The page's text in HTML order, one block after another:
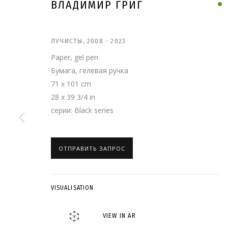
ВЛАДИМИР ГРИГ
ВЛАДИМИР ГРИГ
ЛУЧИСТЫ , 2008 - 2023
Paper, gel pen
Бумага, гелевая ручка
71 x 101 cm
28 x 39 3/4 in
серии: Black series
ОТПРАВИТЬ ЗАПРОС
VISUALISATION
VIEW IN AR